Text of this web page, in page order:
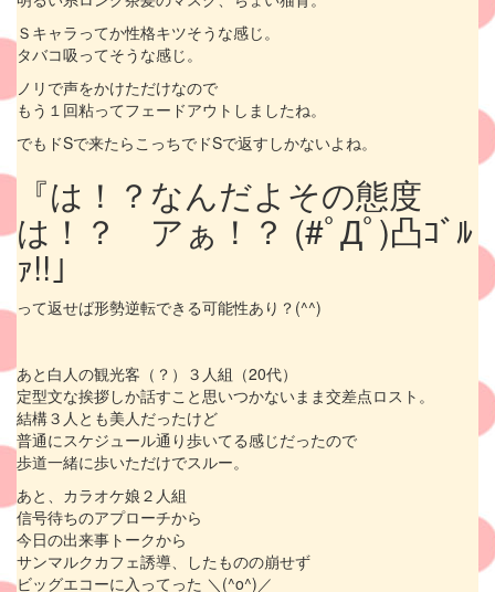
Ｓキャラってか性格キツそうな感じ。
タバコ吸ってそうな感じ。
ノリで声をかけただけなので
もう１回粘ってフェードアウトしましたね。
でもドSで来たらこっちでドSで返すしかないよね。
『は！？なんだよその態度
は！？ アぁ！？ (#ﾟДﾟ)凸ｺﾞﾙ
ｧ!!」
って返せば形勢逆転できる可能性あり？(^^)
あと白人の観光客（？）３人組（20代）
定型文な挨拶しか話すこと思いつかないまま交差点ロスト。
結構３人とも美人だったけど
普通にスケジュール通り歩いてる感じだったので
歩道一緒に歩いただけでスルー。
あと、カラオケ娘２人組
信号待ちのアプローチから
今日の出来事トークから
サンマルクカフェ誘導、したものの崩せず
ビッグエコーに入ってった ＼(^o^)／